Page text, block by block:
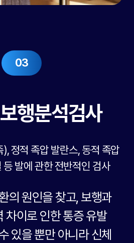
03
행분석검사
정적 족압 발란스, 동적 족압
등 발에 관한 전반적인 검사
의 원인을 찾고, 보행과
차이로 인한통증 유발
있을 뿐만 아니라 신체